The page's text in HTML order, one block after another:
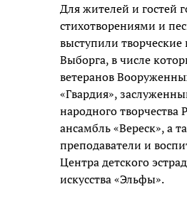
Для жителей и гостей
стихотворениями и
выступили
Выборга, в числе
ветеранов
«Гвардия»,
народного творчества
ансамбль «Вереск», а
преподаватели и
Центра детского
искусства «Эльфы».